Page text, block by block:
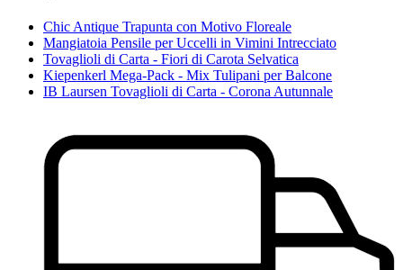
Chic Antique Trapunta con Motivo Floreale
Mangiatoia Pensile per Uccelli in Vimini Intrecciato
Tovaglioli di Carta - Fiori di Carota Selvatica
Kiepenkerl Mega-Pack - Mix Tulipani per Balcone
IB Laursen Tovaglioli di Carta - Corona Autunnale